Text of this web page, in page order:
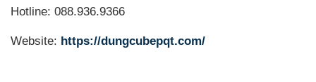
Hotline: 088.936.9366
Website: https://dungcubepqt.com/